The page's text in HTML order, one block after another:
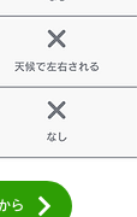
ら